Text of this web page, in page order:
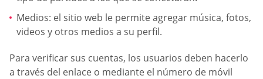
Medios: el sitio web le permite agregar música, fotos,
videos y otros medios a su perfil.
Para verificar sus cuentas, los usuarios deben hacerlo
a través del enlace o mediante el número de móvil